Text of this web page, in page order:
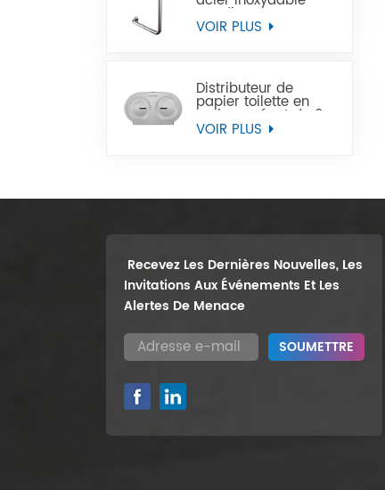
Handicap pour
handicapés
VOIR PLUS
Distributeur de
papier toilette en
rouleau géant de 9
pouces, support
VOIR PLUS
Recevez Les Dernières Nouvelles, Les
Invitations Aux Événements Et Les
Alertes De Menace